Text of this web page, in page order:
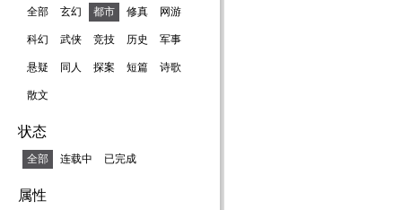
全部 玄幻 都市 修真 网游
科幻 武侠 竞技 历史 军事
悬疑 同人 探案 短篇 诗歌
散文
状态
全部 连载中 已完成
属性